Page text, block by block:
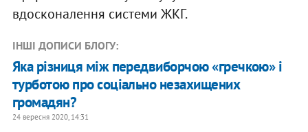
вдосконалення системи ЖКГ.
ІНШІ ДОПИСИ БЛОГУ:
Яка різниця між передвиборчою «гречкою» і
турботою про соціально незахищених
громадян?
24 вересня 2020, 14:31